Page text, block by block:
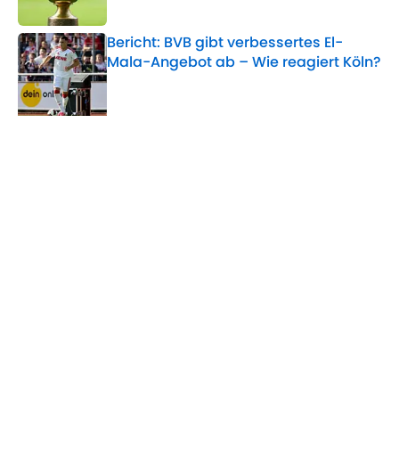
Bericht: BVB gibt verbessertes El-
Mala-Angebot ab – Wie reagiert Köln?
Published by on Invalid Date